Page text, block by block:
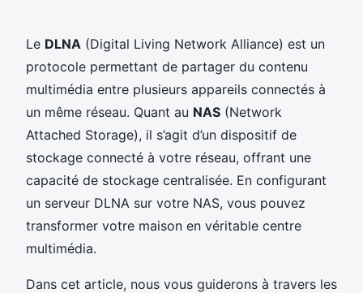
Le DLNA (Digital Living Network Alliance) est un
protocole permettant de partager du contenu
multimédia entre plusieurs appareils connectés à
un même réseau. Quant au NAS (Network
Attached Storage), il s’agit d’un dispositif de
stockage connecté à votre réseau, offrant une
capacité de stockage centralisée. En configurant
un serveur DLNA sur votre NAS, vous pouvez
transformer votre maison en véritable centre
multimédia.
Dans cet article, nous vous guiderons à travers les